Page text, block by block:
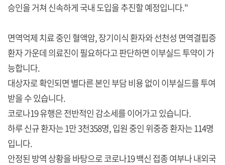
승인을 거쳐 신속하게 국내 도입을 추진할 예정입니다."
면역억제 치료 중인 혈액암, 장기이식 환자와 선천성 면역결핍증
환자 가운데 의료진이 필요하다고 판단하면 이부실드 투약이 가
능합니다.
대상자로 확인되면 별다른 본인 부담 비용 없이 이부실드를 투여
받을 수 있습니다.
코로나19 유행은 전반적인 감소세를 이어가고 있습니다.
하루 신규 환자는 1만 3천358명, 입원 중인 위중증 환자는 114명
입니다.
안정된 방역 상황을 바탕으로 코로나19 백신 접종 여부나 내외국